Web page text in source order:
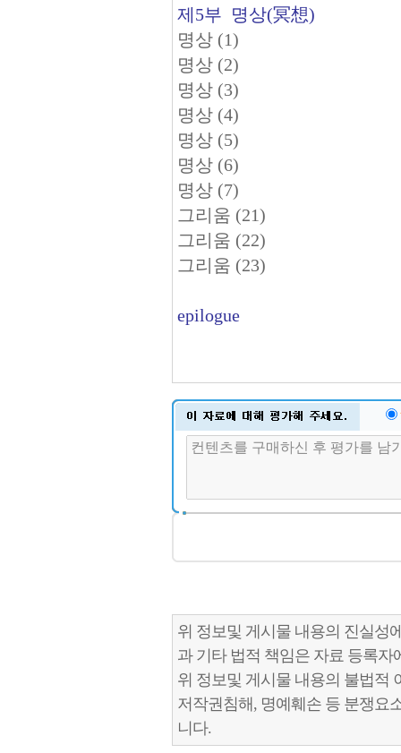
제5부 명상(冥想)
명상 (1)
명상 (2)
명상 (3)
명상 (4)
명상 (5)
명상 (6)
명상 (7)
그리움 (21)
그리움 (22)
그리움 (23)
epilogue
위 정보및 게시물 내용의 진실성
과 기타 법적 책임은 자료 등록자
위 정보및 게시물 내용의 불법적
저작권침해, 명예훼손 등 분쟁요
니다.